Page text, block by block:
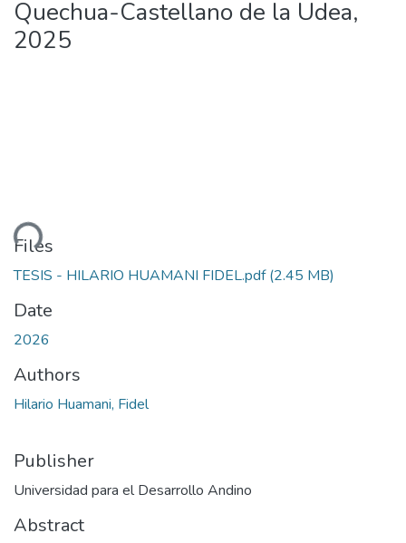
Quechua-Castellano de la Udea,
2025
Files
TESIS - HILARIO HUAMANI FIDEL.pdf(2.45 MB)
Date
2026
Authors
Hilario Huamani, Fidel
Publisher
Universidad para el Desarrollo Andino
Abstract